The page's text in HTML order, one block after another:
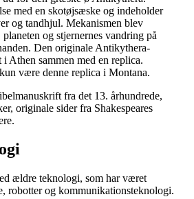
med en skotøjsæske og indeholder
og tandhjul. Mekanismen blev
og stjernernes vandring på
Den originale Antikythera-
Athen sammen med en replica.
være denne replica i Montana.
fra det 13. århundrede,
originale sider fra Shakespeares
ældre teknologi, som har været
robotter og kommunikationsteknologi.